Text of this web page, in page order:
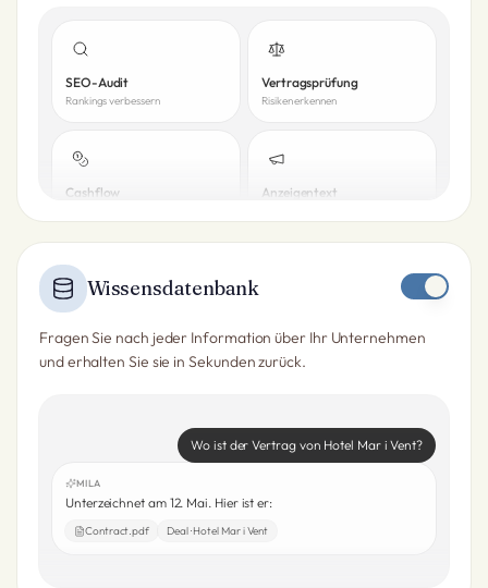
SEO-Audit
Rankings verbessern
Vertragsprüfung
Risiken erkennen
Cashflow Anzeigentext
Wissensdatenbank
Fragen Sie nach jeder Information über Ihr Unternehmen
und erhalten Sie sie in Sekunden zurück.
Wo ist der Vertrag von Hotel Mar i Vent?
MILA
Unterzeichnet am 12. Mai. Hier ist er:
Contract.pdf Deal · Hotel Mar i Vent